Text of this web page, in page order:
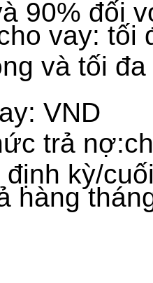
90% đối
vay: tối
và tối
VND
trả
định kỳ/
hàng